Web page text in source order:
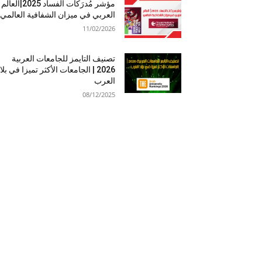
مؤشر مُدرَكات الفساد 2025|العالم
العربي في ميزان الشفافية العالمي
11/02/2026
تصنيف التايمز للجامعات العربية
2026 | الجامعات الأكثر تميزا في
العرب
08/12/2025